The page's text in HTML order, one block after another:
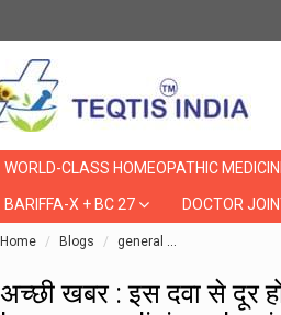
WORLD-CLASS HOMEOPATHIC
BARIFFA-X + BC 27 DOCTOR
Home Blogs general
अच्छी खबर : इस दवा से दूर